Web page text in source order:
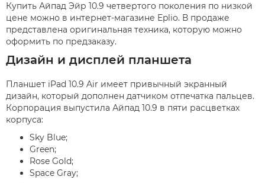
Купить Айпад Эйр 10.9 четвертого поколения по низкой
цене можно в интернет-магазине Eplio. В продаже
представлена оригинальная техника, которую можно
оформить по предзаказу.
Дизайн и дисплей планшета
Планшет iPad 10.9 Air имеет привычный экранный
дизайн, который дополнен датчиком отпечатка пальцев.
Корпорация выпустила Айпад 10.9 в пяти расцветках
корпуса:
Sky Blue;
Green;
Rose Gold;
Space Gray;